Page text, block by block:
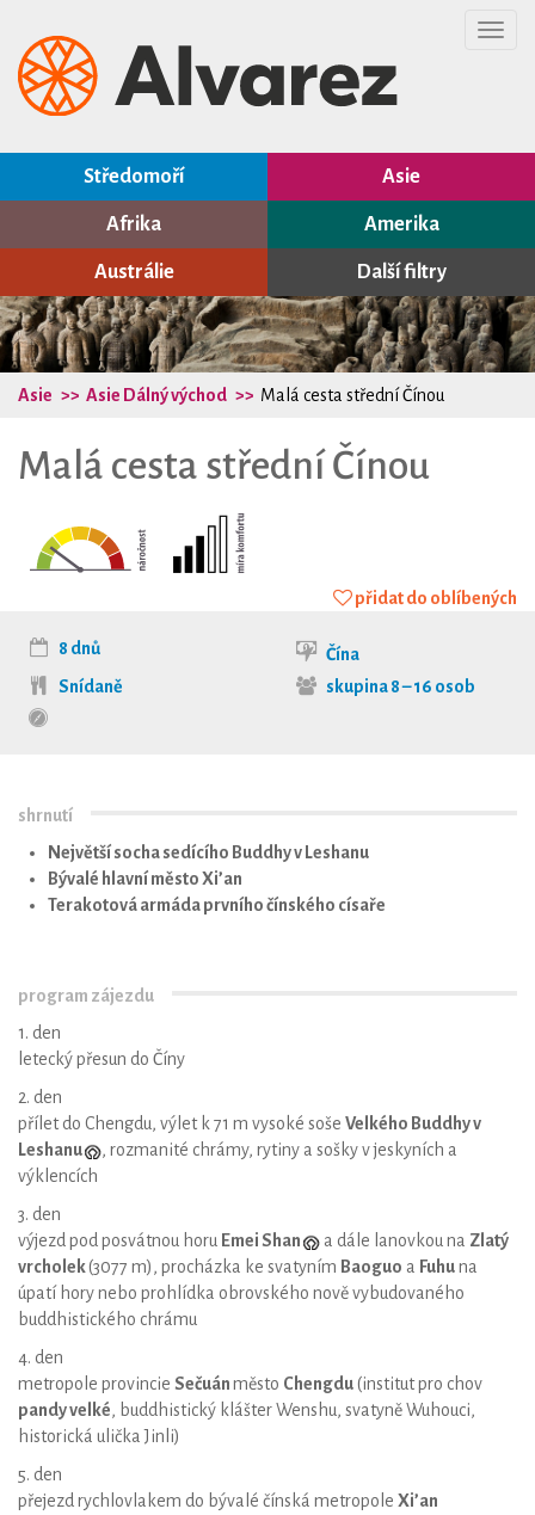
Středomoří Asie
Afrika Amerika
Austrálie Další filtry
Asie Asie Dálný východ Malá cesta střední Čínou
Malá cesta střední Čínou
přidat do oblíbených
8 dnů
Čína
Snídaně
skupina 8 – 16 osob
shrnutí
Největší socha sedícího Buddhy v Leshanu
Bývalé hlavní město Xi’an
Terakotová armáda prvního čínského císaře
program zájezdu
1. den
letecký přesun do Číny
2. den
přílet do Chengdu, výlet k 71 m vysoké soše Velkého Buddhy v
Leshanu
, rozmanité chrámy, rytiny a sošky v jeskyních a
výklencích
3. den
výjezd pod posvátnou horu Emei Shan a dále lanovkou na Zlatý
vrcholek(3077 m), procházka ke svatyním Baoguo a Fuhuna
úpatí hory nebo prohlídka obrovského nově vybudovaného
buddhistického chrámu
4. den
metropole provincie Sečuánměsto Chengdu(institut pro chov
pandy velké, buddhistický klášter Wenshu, svatyně Wuhouci,
historická ulička Jinli)
5. den
přejezd rychlovlakem do bývalé čínská metropole Xi’an